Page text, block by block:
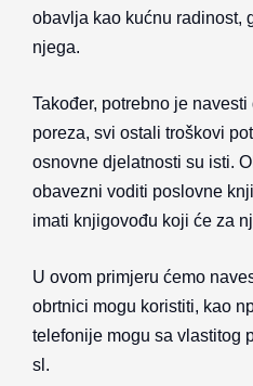
obavlja kao kućnu radinost,
njega.
Također, potrebno je
poreza, svi ostali troškovi
osnovne djelatnosti su isti.
obavezni voditi poslovne
imati knjigovođu koji će za
U ovom primjeru ćemo
obrtnici mogu koristiti, kao
telefonije mogu sa vlastitog
sl.